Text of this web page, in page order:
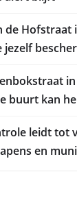
de
jezelf
buurt kan
leidt tot
en